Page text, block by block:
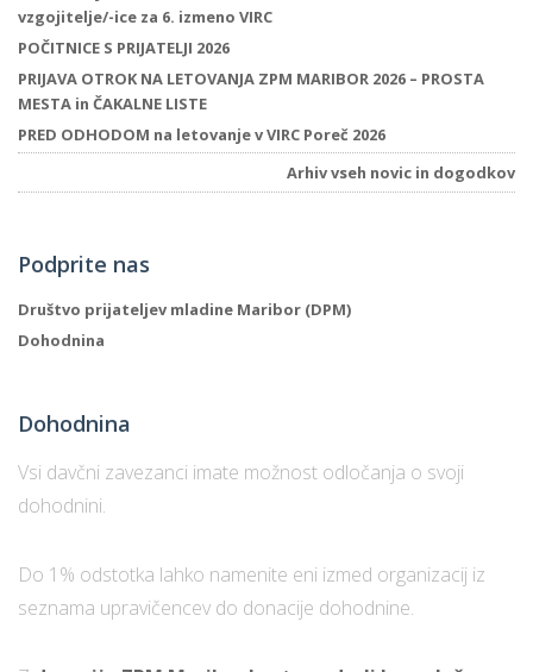
vzgojitelje/-ice za 6. izmeno VIRC
POČITNICE S PRIJATELJI 2026
PRIJAVA OTROK NA LETOVANJA ZPM MARIBOR 2026 – PROSTA
MESTA in ČAKALNE LISTE
PRED ODHODOM na letovanje v VIRC Poreč 2026
Arhiv vseh novic in dogodkov
Podprite nas
Društvo prijateljev mladine Maribor (DPM)
Dohodnina
Dohodnina
Vsi davčni zavezanci imate možnost odločanja o svoji
dohodnini.
Do 1% odstotka lahko namenite eni izmed organizacij iz
seznama upravičencev do donacije dohodnine.